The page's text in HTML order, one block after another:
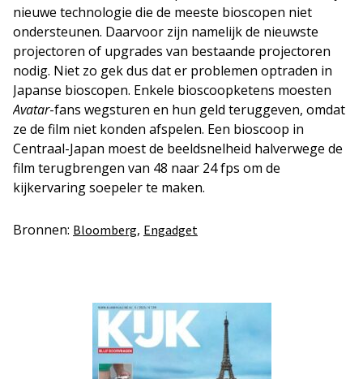
nieuwe technologie die de meeste bioscopen niet
ondersteunen. Daarvoor zijn namelijk de nieuwste
projectoren of upgrades van bestaande projectoren
nodig. Niet zo gek dus dat er problemen optraden in
Japanse bioscopen. Enkele bioscoopketens moesten
Avatar-fans wegsturen en hun geld teruggeven, omdat
ze de film niet konden afspelen. Een bioscoop in
Centraal-Japan moest de beeldsnelheid halverwege de
film terugbrengen van 48 naar 24 fps om de
kijkervaring soepeler te maken.
Bronnen: Bloomberg, Engadget